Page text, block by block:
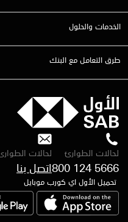
الخدمات والحلول
طرق التعامل مع البنك
لحالات الطوارئ
800 124 5666
لحالات
تحميل الأول اي كورب موبايل